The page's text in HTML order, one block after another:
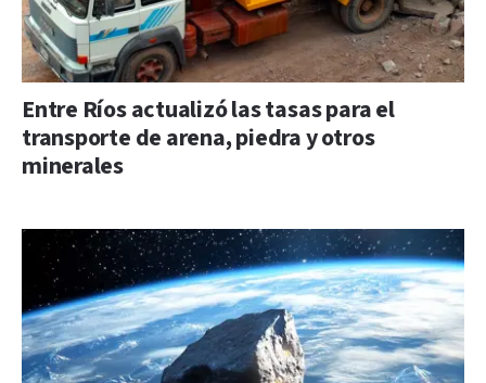
Entre Ríos actualizó las tasas para el
transporte de arena, piedra y otros
minerales